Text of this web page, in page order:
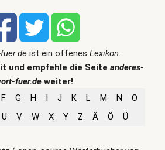
ist ein offenes Lexikon.
und empfehle die Seite anderes-
fuer.de weiter!
F G H I J K L M N
O
U V W X Y Z Ä Ö Ü